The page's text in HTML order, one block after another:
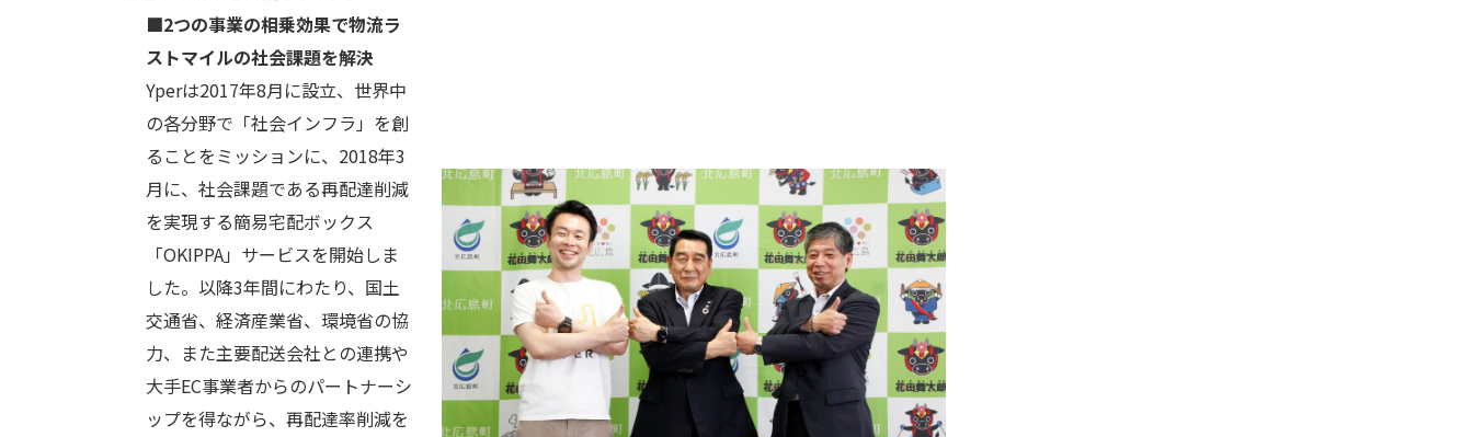
■2つの事業の相乗効果で物流ラ
ストマイルの社会課題を解決
Yperは2017年8月に設立、世界中
の各分野で「社会インフラ」を創
ることをミッションに、2018年3
月に、社会課題である再配達削減
を実現する簡易宅配ボックス
「OKIPPA」サービスを開始しま
した。以降3年間にわたり、国土
交通省、経済産業省、環境省の協
力、また主要配送会社との連携や
大手EC事業者からのパートナーシ
ップを得ながら、再配達率削減を